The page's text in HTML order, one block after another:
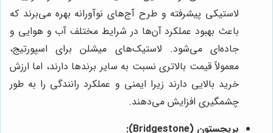
لاستیکی پیشرفته و طرح آج‌های نوآورانه بهره می‌برند که
باعث بهبود عملکرد آن‌ها در شرایط مختلف آب و هوایی و
جاده‌ای می‌شود. لاستیک‌های میشلن برای اسپورتیج،
معمولاً قیمت بالاتری نسبت به سایر برندها دارند، اما ارزش
خرید بالایی دارند زیرا ایمنی و عملکرد رانندگی را به طور
چشمگیری افزایش می‌دهند.
بریجستون (Bridgestone):